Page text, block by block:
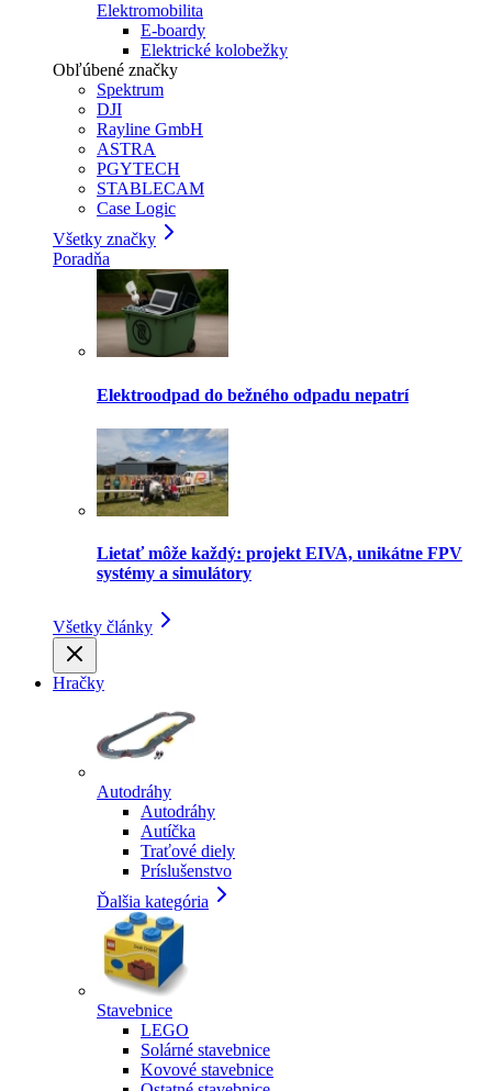
Elektromobilita
E-boardy
Elektrické kolobežky
Obľúbené značky
Spektrum
DJI
Rayline GmbH
ASTRA
PGYTECH
STABLECAM
Case Logic
Všetky značky
Poradňa
Elektroodpad do bežného odpadu nepatrí
Lietať môže každý: projekt EIVA, unikátne FPV
systémy a simulátory
Všetky články
Hračky
Autodráhy
Autodráhy
Autíčka
Traťové diely
Príslušenstvo
Ďalšia kategória
Stavebnice
LEGO
Solárné stavebnice
Kovové stavebnice